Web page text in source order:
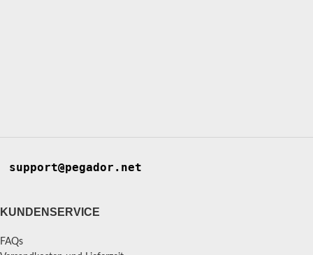
support@pegador.net
KUNDENSERVICE
FAQs